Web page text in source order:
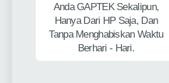
Anda GAPTEK Sekalipun,
Hanya Dari HP Saja, Dan
Tanpa Menghabiskan Waktu
Berhari - Hari.